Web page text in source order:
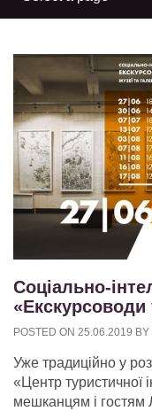
Соціально-
«Екскурсоводи
POSTED ON 25.06.2019 BY
Уже традиційно у
«Центр туристичної
мешканцям і гостям